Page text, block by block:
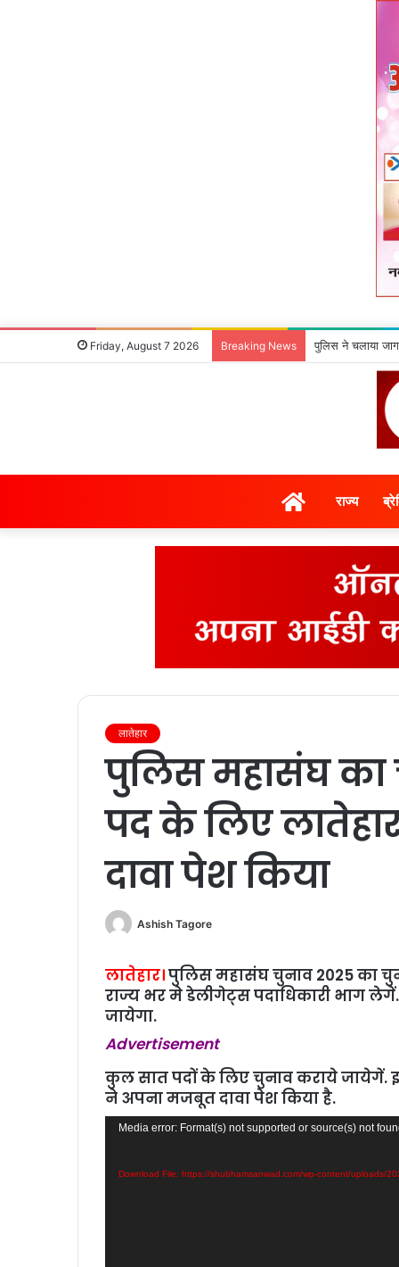
Friday, August 7 2026 Breaking News माओवादी रविंद्र
होम राज्‍य
लातेहार
पुलिस महासंघ का
पद के लिए
दावा पेश किया
Ashish Tagore
लातेहार।पुलिस महासंघ चुनाव 2025 का
राज्य भर मे डेलीगेट्स पदाधिकारी भाग
जायेगा.
Advertisement
कुल सात पदों के लिए चुनाव कराये जायेगें.
ने अपना मजबूत दावा पेश किया है.
Video
Media error: Format(s) not supported or source(s) not
Download File: https://shubhamsanwad.com/wp-content/uploads/